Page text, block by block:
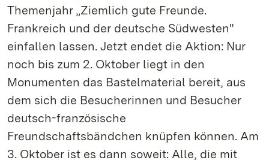
Themenjahr „Ziemlich gute Freunde.
Frankreich und der deutsche Südwesten"
einfallen lassen. Jetzt endet die Aktion: Nur
noch bis zum 2. Oktober liegt in den
Monumenten das Bastelmaterial bereit, aus
dem sich die Besucherinnen und Besucher
deutsch-französische
Freundschaftsbändchen knüpfen können. Am
3. Oktober ist es dann soweit: Alle, die mit